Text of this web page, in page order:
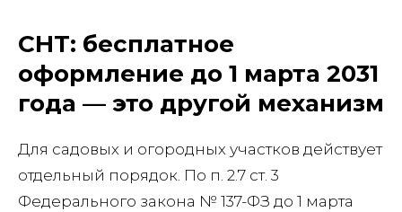
СНТ: бесплатное
оформление до 1 марта 2031
года — это другой механизм
Для садовых и огородных участков действует
отдельный порядок. По п. 2.7 ст. 3
Федерального закона № 137-ФЗ до 1 марта